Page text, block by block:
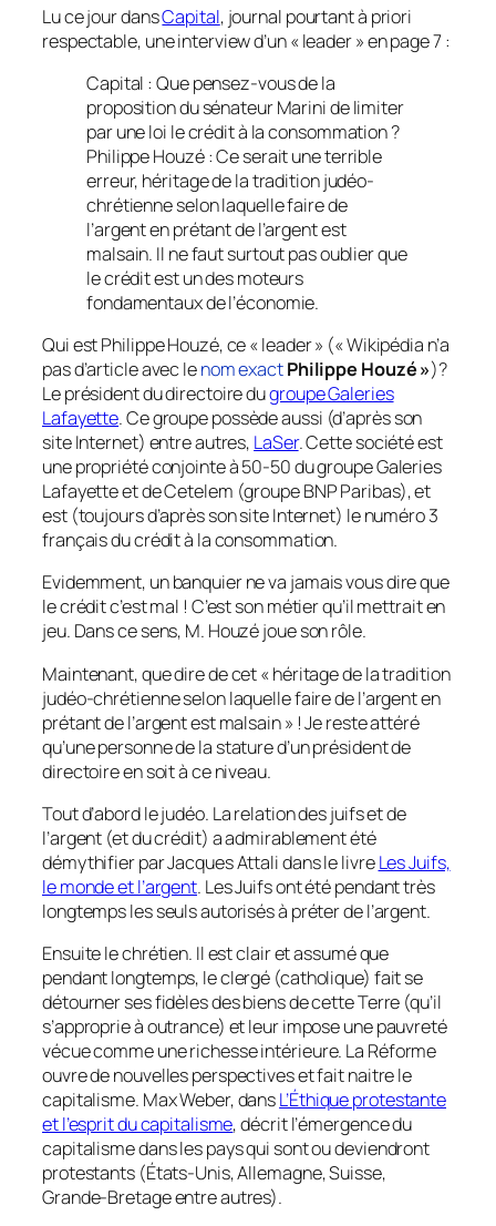
Lu ce jour dansCapital, journal pourtant à priori
respectable, une interview d’un « leader » en page 7 :
Capital : Que pensez-vous de la
proposition du sénateur Marini de limiter
par une loi le crédit à la consommation ?
Philippe Houzé : Ce serait une terrible
erreur, héritage de la tradition judéo-
chrétienne selon laquelle faire de
l’argent en prétant de l’argent est
malsain. Il ne faut surtout pas oublier que
le crédit est un des moteurs
fondamentaux de l’économie.
Qui est Philippe Houzé, ce « leader » (« Wikipédia n’a
pas d’article avec lenom exactPhilippe Houzé »)?
Le président du directoire dugroupe Galeries
Lafayette. Ce groupe possède aussi (d’après son
site Internet) entre autres, LaSer. Cette société est
une propriété conjointe à 50-50 du groupe Galeries
Lafayette et de Cetelem (groupe BNP Paribas), et
est (toujours d’après son site Internet) le numéro 3
français du crédit à la consommation.
Evidemment, un banquier ne va jamais vous dire que
le crédit c’est mal ! C’est son métier qu’il mettrait en
jeu. Dans ce sens, M. Houzé joue son rôle.
Maintenant, que dire de cet « héritage de la tradition
judéo-chrétienne selon laquelle faire de l’argent en
prétant de l’argent est malsain » ! Je reste attéré
qu’une personne de la stature d’un président de
directoire en soit à ce niveau.
Tout d’abord le judéo. La relation des juifs et de
l’argent (et du crédit) a admirablement été
démythifier par Jacques Attali dans le livreLes Juifs,
le monde et l’argent. Les Juifs ont été pendant très
longtemps les seuls autorisés à préter de l’argent.
Ensuite le chrétien. Il est clair et assumé que
pendant longtemps, le clergé (catholique) fait se
détourner ses fidèles des biens de cette Terre (qu’il
s’approprie à outrance) et leur impose une pauvreté
vécue comme une richesse intérieure. La Réforme
ouvre de nouvelles perspectives et fait naitre le
capitalisme. Max Weber, dansL’Éthique protestante
et l’esprit du capitalisme, décrit l’émergence du
capitalisme dans les pays qui sont ou deviendront
protestants (États-Unis, Allemagne, Suisse,
Grande-Bretage entre autres).